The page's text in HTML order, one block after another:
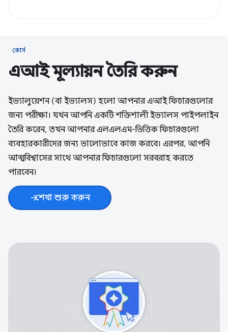
কোর্স
এআই মূল্যায়ন তৈরি করুন
ইভ্যালুয়েশন (বা ইভ্যালস) হলো আপনার এআই ফিচারগুলোর
জন্য পরীক্ষা। যখন আপনি একটি শক্তিশালী ইভ্যালস পাইপলাইন
তৈরি করেন, তখন আপনার এলএলএম-ভিত্তিক ফিচারগুলো
ব্যবহারকারীদের জন্য ভালোভাবে কাজ করবে। এরপর, আপনি
আত্মবিশ্বাসের সাথে আপনার ফিচারগুলো সরবরাহ করতে
পারবেন।
arrow_forward
শেখা শুরু করুন